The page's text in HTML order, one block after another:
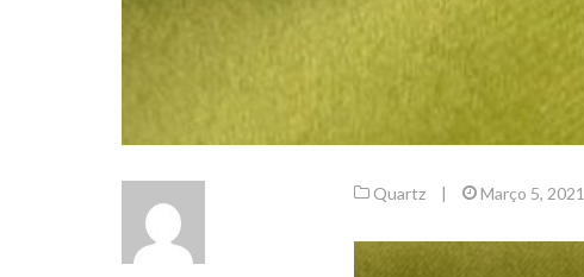
Quartz | Março 5, 2021